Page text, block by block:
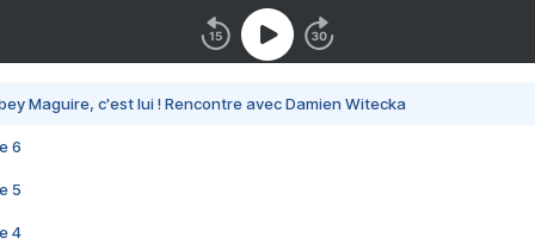
Maguire, c'est lui ! Rencontre avec Damien Witecka
6
5
4